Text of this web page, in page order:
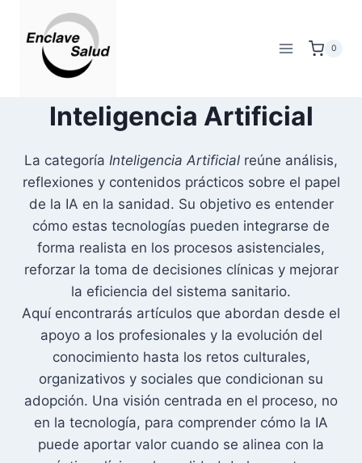
contenido
0
Inteligencia Artificial
La categoría Inteligencia Artificial reúne análisis,
reflexiones y contenidos prácticos sobre el papel
de la IA en la sanidad. Su objetivo es entender
cómo estas tecnologías pueden integrarse de
forma realista en los procesos asistenciales,
reforzar la toma de decisiones clínicas y mejorar
la eficiencia del sistema sanitario.
Aquí encontrarás artículos que abordan desde el
apoyo a los profesionales y la evolución del
conocimiento hasta los retos culturales,
organizativos y sociales que condicionan su
adopción. Una visión centrada en el proceso, no
en la tecnología, para comprender cómo la IA
puede aportar valor cuando se alinea con la